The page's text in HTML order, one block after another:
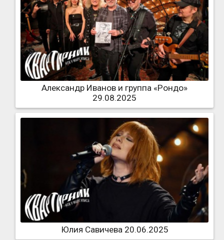
Александр Иванов и группа «Рондо»
29.08.2025
Юлия Савичева 20.06.2025